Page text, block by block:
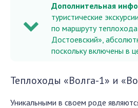
Дополнительная
туристические
по маршруту
Достоевский»,
поскольку включены в
Теплоходы «Волга-1» и
Уникальными в своем роде